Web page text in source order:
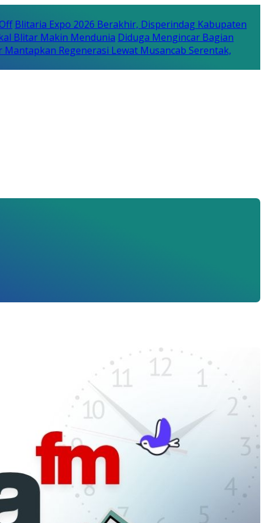
Blitaria Expo 2026 Berakhir, Disperindag Kabupaten
Blitar Makin Mendunia Diduga Mengincar Bagian
Mantapkan Regenerasi Lewat Musancab Serentak,